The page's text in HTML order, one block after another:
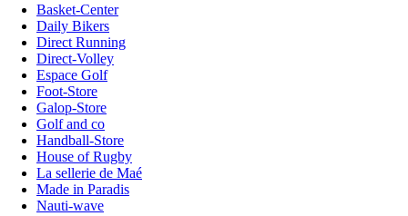
Basket-Center
Daily Bikers
Direct Running
Direct-Volley
Espace Golf
Foot-Store
Galop-Store
Golf and co
Handball-Store
House of Rugby
La sellerie de Maé
Made in Paradis
Nauti-wave